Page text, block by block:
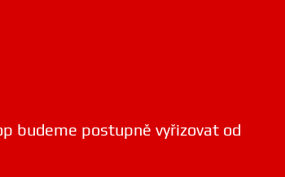
budeme postupně vyřizovat od